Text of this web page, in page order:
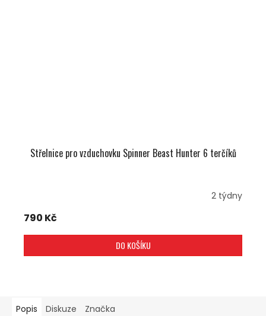
Střelnice pro vzduchovku Spinner Beast Hunter 6 terčíků
2 týdny
790 Kč
DO KOŠÍKU
Popis Diskuze Značka